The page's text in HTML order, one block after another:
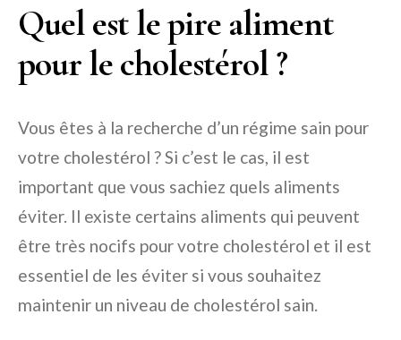
Quel est le pire aliment
pour le cholestérol ?
Vous êtes à la recherche d’un régime sain pour
votre cholestérol ? Si c’est le cas, il est
important que vous sachiez quels aliments
éviter. Il existe certains aliments qui peuvent
être très nocifs pour votre cholestérol et il est
essentiel de les éviter si vous souhaitez
maintenir un niveau de cholestérol sain.